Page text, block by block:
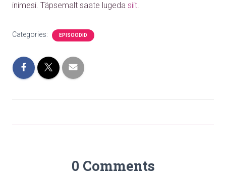
inimesi. Täpsemalt saate lugeda siit.
Categories: EPISOODID
0 Comments